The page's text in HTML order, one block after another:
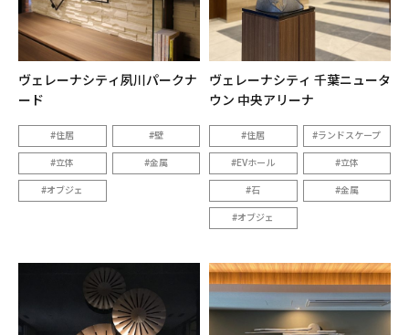
ヴェレーナシティ夙川パークナ
ード
住居 壁
立体 金属
オブジェ
ヴェレーナシティ 千葉ニュータ
ウン 中央アリーナ
住居 ランドスケープ
EVホール 立体
石 金属
オブジェ